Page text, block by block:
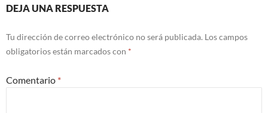
DEJA UNA RESPUESTA
Tu dirección de correo electrónico no será publicada. Los campos
obligatorios están marcados con *
Comentario *